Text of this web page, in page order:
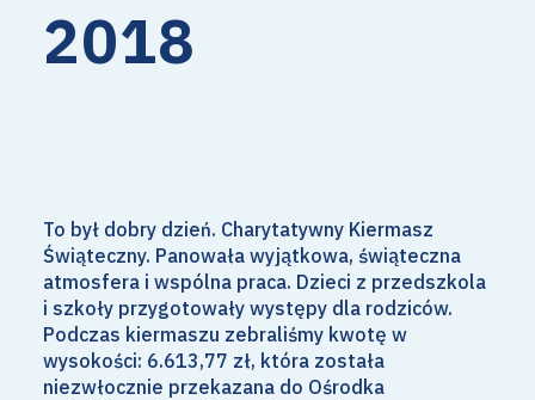
2018
To był dobry dzień. Charytatywny Kiermasz
Świąteczny. Panowała wyjątkowa, świąteczna
atmosfera i wspólna praca. Dzieci z przedszkola
i szkoły przygotowały występy dla rodziców.
Podczas kiermaszu zebraliśmy kwotę w
wysokości: 6.613,77 zł, która została
niezwłocznie przekazana do Ośrodka